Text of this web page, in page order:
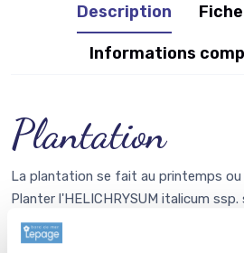
Description
Informations
Plantation
La plantation se fait au printemps ou
Planter l'HELICHRYSUM italicum
ensoleillé et bien drainé. Faire un trou
aucun apport de compost ou